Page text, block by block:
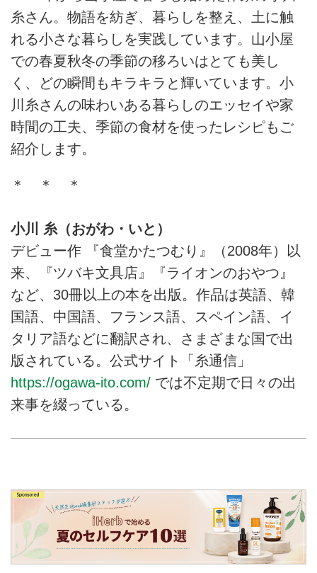
糸さん。物語を紡ぎ、暮らしを整え、土に触
れる小さな暮らしを実践しています。山小屋
での春夏秋冬の季節の移ろいはとても美し
く、どの瞬間もキラキラと輝いています。小
川糸さんの味わいある暮らしのエッセイや家
時間の工夫、季節の食材を使ったレシピもご
紹介します。
＊ ＊ ＊
小川 糸（おがわ・いと）
デビュー作 『食堂かたつむり』（2008年）以
来、『ツバキ文具店』『ライオンのおやつ』
など、30冊以上の本を出版。作品は英語、韓
国語、中国語、フランス語、スペイン語、イ
タリア語などに翻訳され、さまざまな国で出
版されている。公式サイト「糸通信」
https://ogawa-ito.com/ では不定期で日々の出
来事を綴っている。